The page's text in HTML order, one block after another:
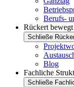
Berufs-
Rückert bewegt
Schließe
Blog
Fachliche
Schließe